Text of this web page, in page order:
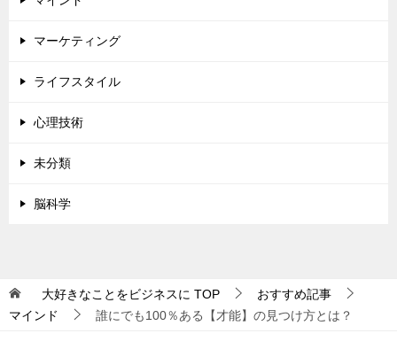
マーケティング
ライフスタイル
心理技術
未分類
脳科学
大好きなことをビジネスに TOP
おすすめ記事
マインド
誰にでも100％ある【才能】の見つけ方とは？